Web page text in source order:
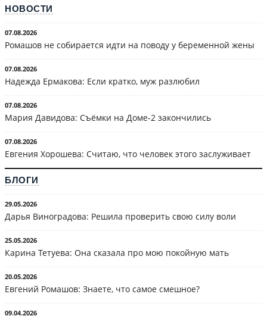
НОВОСТИ
07.08.2026
Ромашов не собирается идти на поводу у беременной жены
07.08.2026
Надежда Ермакова: Если кратко, муж разлюбил
07.08.2026
Мария Давидова: Съёмки на Доме-2 закончились
07.08.2026
Евгения Хорошева: Считаю, что человек этого заслуживает
БЛОГИ
29.05.2026
Дарья Виноградова: Решила проверить свою силу воли
25.05.2026
Карина Тетуева: Она сказала про мою покойную мать
20.05.2026
Евгений Ромашов: Знаете, что самое смешное?
09.04.2026